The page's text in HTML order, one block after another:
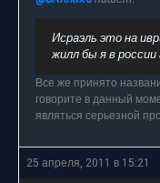
Исраэль это на
жилл бы я в россии
Все же принято
говорите в данный
являться серьезной
25 апреля, 2011 в 15:21